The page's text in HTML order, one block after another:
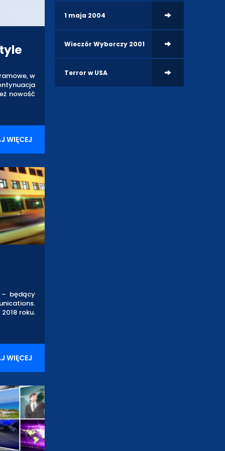
w
nowość
WIĘCEJ
– będący
roku.
WIĘCEJ
1 maja 2004
Wieczór Wyborczy 2001
Terror w USA